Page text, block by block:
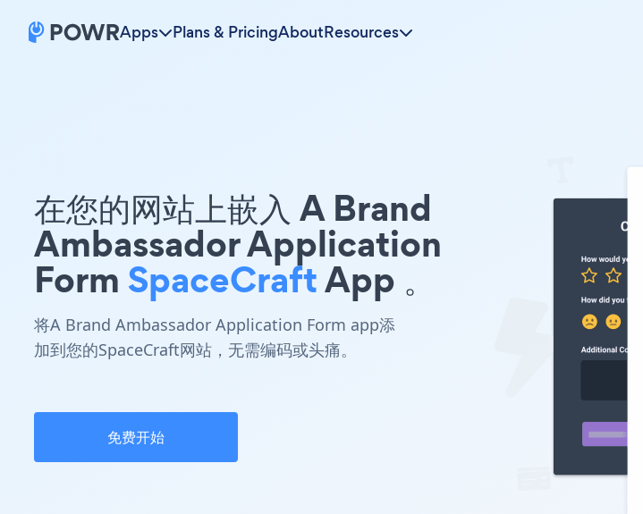
Apps Plans & PricingAboutResources
在您的网站上嵌入 A Brand
Ambassador Application
Form SpaceCraftApp 。
将A Brand Ambassador Application Form app添
加到您的SpaceCraft网站，无需编码或头痛。
免费开始